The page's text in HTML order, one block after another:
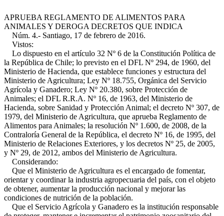
APRUEBA REGLAMENTO DE ALIMENTOS PARA
ANIMALES Y DEROGA DECRETOS QUE INDICA
Núm. 4.- Santiago, 17 de febrero de 2016.
Vistos:
Lo dispuesto en el artículo 32 Nº 6 de la Constitución Política de
la República de Chile; lo previsto en el DFL Nº 294, de 1960, del
Ministerio de Hacienda, que establece funciones y estructura del
Ministerio de Agricultura; Ley Nº 18.755, Orgánica del Servicio
Agrícola y Ganadero; Ley Nº 20.380, sobre Protección de
Animales; el DFL R.R.A. Nº 16, de 1963, del Ministerio de
Hacienda, sobre Sanidad y Protección Animal; el decreto Nº 307, de
1979, del Ministerio de Agricultura, que aprueba Reglamento de
Alimentos para Animales; la resolución Nº 1.600, de 2008, de la
Contraloría General de la República, el decreto Nº 16, de 1995, del
Ministerio de Relaciones Exteriores, y los decretos Nº 25, de 2005,
y Nº 29, de 2012, ambos del Ministerio de Agricultura.
Considerando:
Que el Ministerio de Agricultura es el encargado de fomentar,
orientar y coordinar la industria agropecuaria del país, con el objeto
de obtener, aumentar la producción nacional y mejorar las
condiciones de nutrición de la población.
Que el Servicio Agrícola y Ganadero es la institución responsable